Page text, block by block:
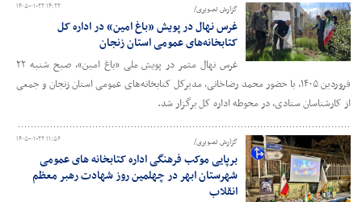
۱۴۰۵-۰۱-۲۲ ۱۴:۲۲ گزارش تصویری/
غرس نهال در پویش «باغ امین» در اداره کل
کتابخانه‌های عمومی استان زنجان
غرس نهال مثمر در پویش ملی «باغ امین»، صبح شنبه ۲۲
فروردین ۱۴۰۵، با حضور محمد رضاخانی، مدیرکل کتابخانه‌های عمومی استان زنجان و جمعی
از کارشناسان ستادی، در محوطه اداره کل برگزار شد.
۱۴۰۵-۰۱-۲۲ ۱۱:۵۶ گزارش تصویری/
برپایی موکب فرهنگی اداره کتابخانه های عمومی
شهرستان ابهر در چهلمین‌ روز شهادت رهبر معظم
انقلاب